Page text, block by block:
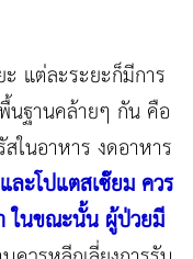
ะ แต่ละระยะก็มีการ
นฐานคล้ายๆ กัน คือ
ในอาหาร งดอาหาร
ะโปแตสเซ๊ยม ควร
ในขณะนั้น ผู้ป่วยมี